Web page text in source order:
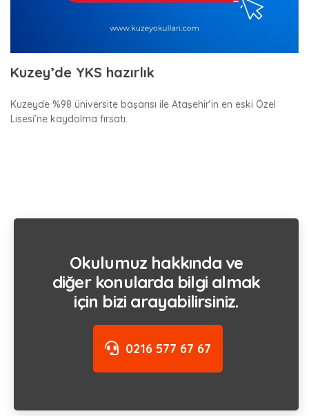
Kuzey’de YKS hazırlık
Kuzeyde %98 üniversite başarısı ile Ataşehir‘in en eski Özel
Lisesi’ne kaydolma fırsatı.
Okulumuz hakkında ve
diğer konularda bilgi almak
için bizi arayabilirsiniz.
0216 577 67 67